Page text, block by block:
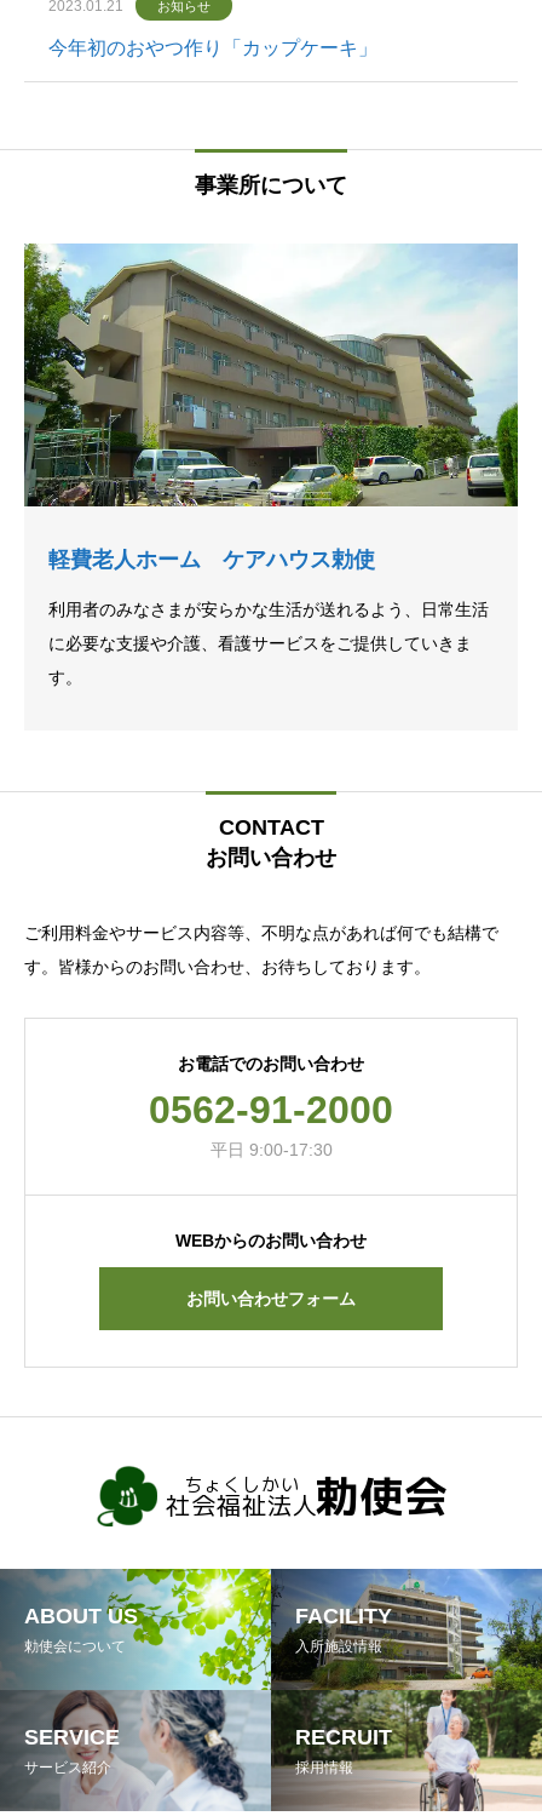
2023.01.21 お知らせ
今年初のおやつ作り「カップケーキ」
事業所について
軽費老人ホーム ケアハウス勅使
利用者のみなさまが安らかな生活が送れるよう、日常生活
に必要な支援や介護、看護サービスをご提供していきま
す。
CONTACT
お問い合わせ
ご利用料金やサービス内容等、不明な点があれば何でも結構で
す。皆様からのお問い合わせ、お待ちしております。
お電話でのお問い合わせ
0562-91-2000
平日 9:00-17:30
WEBからのお問い合わせ
お問い合わせフォーム
ABOUT US
勅使会について
FACILITY
入所施設情報
SERVICE
サービス紹介
RECRUIT
採用情報